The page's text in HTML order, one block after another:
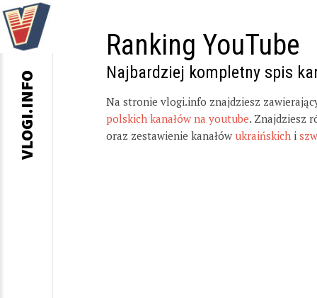
Ranking YouTube
Najbardziej kompletny spis
Na stronie vlogi.info znajdziesz
polskich kanałów na youtube. Znajdziesz
oraz zestawienie kanałów ukraińskich i
VLOGI.INFO